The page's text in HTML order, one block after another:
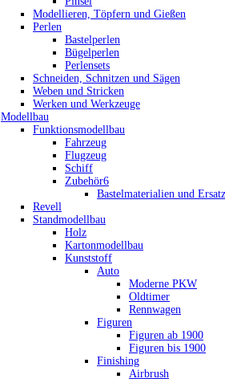
Modellieren, Töpfern und Gießen
Perlen
Bastelperlen
Bügelperlen
Perlensets
Schneiden, Schnitzen und Sägen
Weben und Stricken
Werken und Werkzeuge
Modellbau
Funktionsmodellbau
Fahrzeug
Flugzeug
Schiff
Zubehör6
Bastelmaterialien und
Revell
Standmodellbau
Holz
Kartonmodellbau
Kunststoff
Auto
Moderne PKW
Oldtimer
Rennwagen
Figuren
Figuren ab 1900
Figuren bis 1900
Finishing
Airbrush